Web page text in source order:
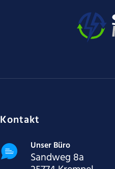
Kontakt
Unser Büro
Sandweg 8a